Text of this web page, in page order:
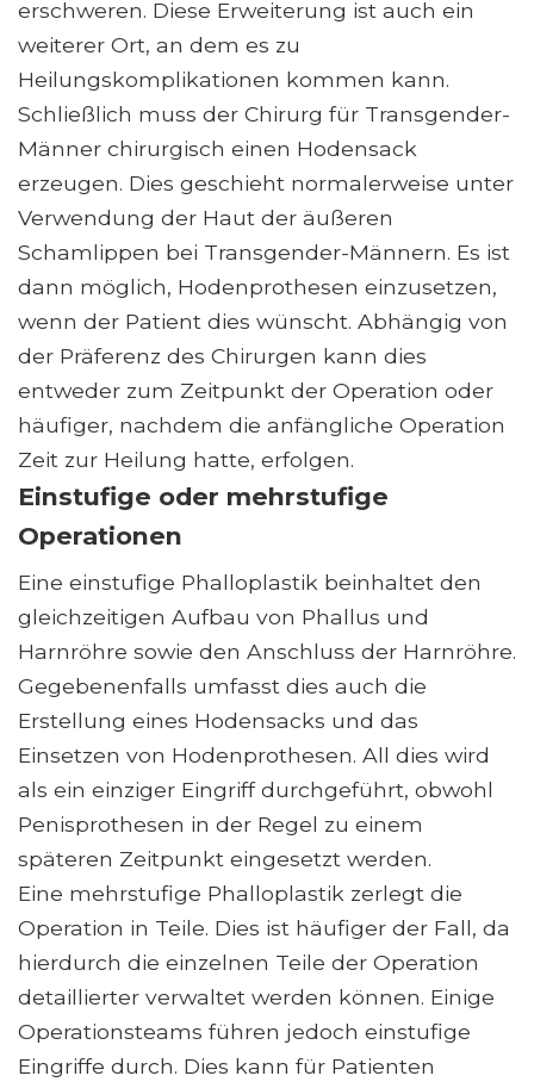
erschweren. Diese Erweiterung ist auch ein
weiterer Ort, an dem es zu
Heilungskomplikationen kommen kann.
Schließlich muss der Chirurg für Transgender-
Männer chirurgisch einen Hodensack
erzeugen. Dies geschieht normalerweise unter
Verwendung der Haut der äußeren
Schamlippen bei Transgender-Männern. Es ist
dann möglich, Hodenprothesen einzusetzen,
wenn der Patient dies wünscht. Abhängig von
der Präferenz des Chirurgen kann dies
entweder zum Zeitpunkt der Operation oder
häufiger, nachdem die anfängliche Operation
Zeit zur Heilung hatte, erfolgen.
Einstufige oder mehrstufige
Operationen
Eine einstufige Phalloplastik beinhaltet den
gleichzeitigen Aufbau von Phallus und
Harnröhre sowie den Anschluss der Harnröhre.
Gegebenenfalls umfasst dies auch die
Erstellung eines Hodensacks und das
Einsetzen von Hodenprothesen. All dies wird
als ein einziger Eingriff durchgeführt, obwohl
Penisprothesen in der Regel zu einem
späteren Zeitpunkt eingesetzt werden.
Eine mehrstufige Phalloplastik zerlegt die
Operation in Teile. Dies ist häufiger der Fall, da
hierdurch die einzelnen Teile der Operation
detaillierter verwaltet werden können. Einige
Operationsteams führen jedoch einstufige
Eingriffe durch. Dies kann für Patienten